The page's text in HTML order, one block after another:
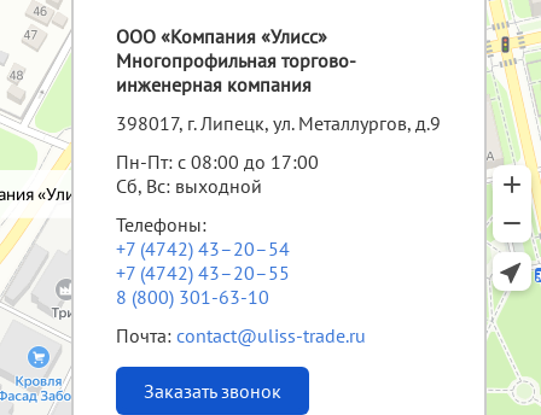
ООО «Компания «Улисс»
Многопрофильная торгово-
инженерная компания
398017, г. Липецк, ул. Металлургов, д.9
Пн-Пт: с 08:00 до 17:00
Сб, Вс: выходной
Телефоны:
+7 (4742) 43–20–54
+7 (4742) 43–20–55
8 (800) 301-63-10
Почта:contact@uliss-trade.ru
Заказать звонок